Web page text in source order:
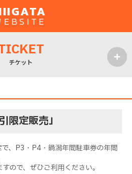
チケット
限定販売」
、P3・P4・鍋潟年間駐車券の年間
ので、ぜひご利用ください。